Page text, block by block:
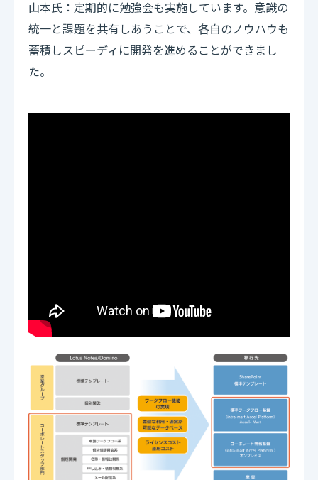
山本氏：定期的に勉強会も実施しています。意識の
統一と課題を共有しあうことで、各自のノウハウも
蓄積しスピーディに開発を進めることができまし
た。